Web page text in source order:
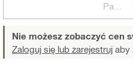
Nie możesz zobaczyć cen
Zaloguj się lub zarejestruj aby